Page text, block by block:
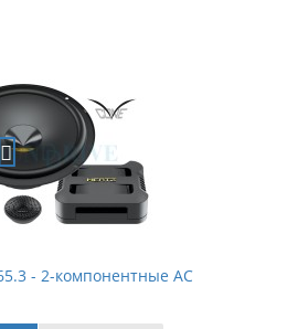
- 2-компонентные АС